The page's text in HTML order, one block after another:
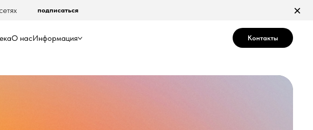
подписаться ×
О насИнформация Контакты